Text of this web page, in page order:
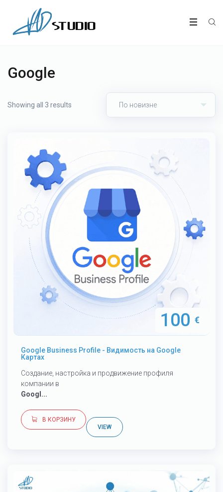
Google
Showing all 3 results
100 €
Google Business Profile - Видимость на Google
Картах
Создание, настройка и продвижение профиля
компании в
Googl...
В КОРЗИНУ
VIEW